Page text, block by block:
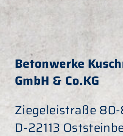
Betonwerke
GmbH & Co.KG
Ziegeleistraße
D-22113